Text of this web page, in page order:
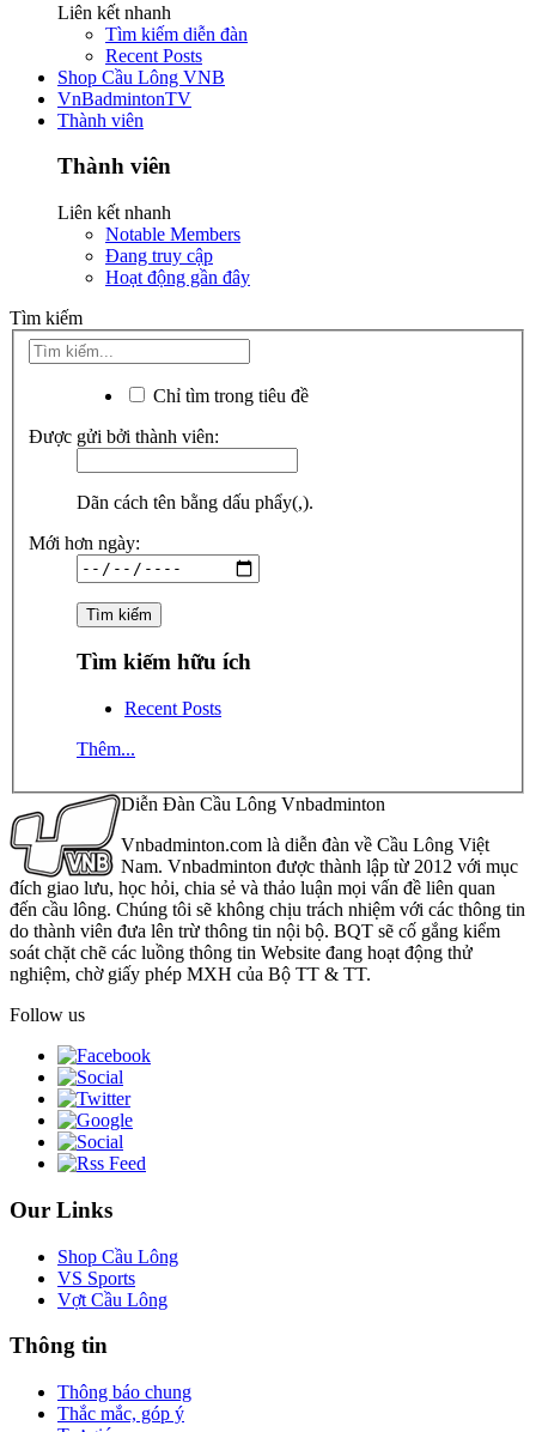
Liên kết nhanh
Tìm kiếm diễn đàn
Recent Posts
Shop Cầu Lông VNB
VnBadmintonTV
Thành viên
Thành viên
Liên kết nhanh
Notable Members
Đang truy cập
Hoạt động gần đây
Tìm kiếm
Chỉ tìm trong tiêu đề
Được gửi bởi thành viên:
Dãn cách tên bằng dấu phẩy(,).
Mới hơn ngày:
Tìm kiếm hữu ích
Recent Posts
Thêm...
Diễn Đàn Cầu Lông Vnbadminton
Vnbadminton.com là diễn đàn về Cầu Lông Việt
Nam. Vnbadminton được thành lập từ 2012 với mục
đích giao lưu, học hỏi, chia sẻ và thảo luận mọi vấn đề liên quan
đến cầu lông. Chúng tôi sẽ không chịu trách nhiệm với các thông tin
do thành viên đưa lên trừ thông tin nội bộ. BQT sẽ cố gắng kiểm
soát chặt chẽ các luồng thông tin Website đang hoạt động thử
nghiệm, chờ giấy phép MXH của Bộ TT & TT.
Follow us
Our Links
Shop Cầu Lông
VS Sports
Vợt Cầu Lông
Thông tin
Thông báo chung
Thắc mắc, góp ý